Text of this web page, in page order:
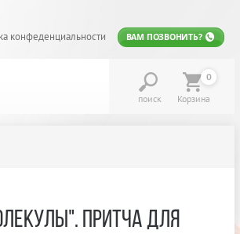
конфеденциальности ВАМ ПОЗВОНИТЬ?
поиск
0
Корзина
ПРИТЧА ДЛЯ